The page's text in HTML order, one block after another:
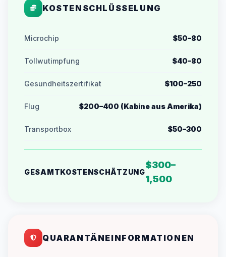
KOSTENSCHLÜSSELUNG
Microchip $50–80
Tollwutimpfung $40–80
Gesundheitszertifikat $100–250
Flug $200–400 (Kabine aus Amerika)
Transportbox $50–300
GESAMTKOSTENSCHÄTZUNG
$300–
1,500
QUARANTÄNEINFORMATIONEN